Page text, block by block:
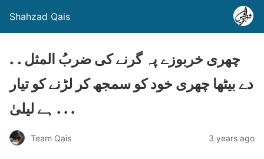
Shahzad Qais
. . چھری خربوزے پہ گرنے کی ضربُ المثل
دے بیٹھا چھری خود کو سمجھ کر لڑنے کو تیار
ہے لیلیٰ . . .
Team Qais 3 years ago